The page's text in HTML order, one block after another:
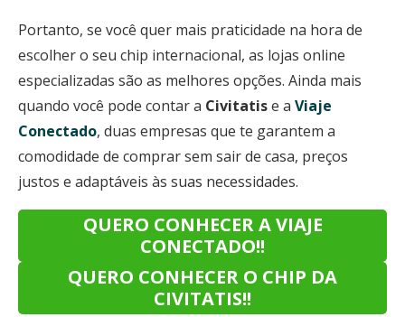
Portanto, se você quer mais praticidade na hora de
escolher o seu chip internacional, as lojas online
especializadas são as melhores opções. Ainda mais
quando você pode contar a Civitatise a Viaje
Conectado, duas empresas que te garantem a
comodidade de comprar sem sair de casa, preços
justos e adaptáveis às suas necessidades.
QUERO CONHECER A VIAJE
CONECTADO!!
QUERO CONHECER O CHIP DA
CIVITATIS!!